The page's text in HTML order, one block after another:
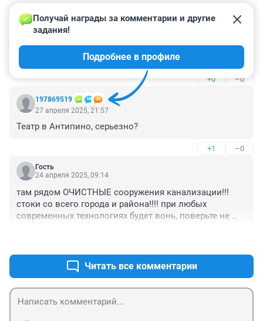
Гость
8 мая 2025, 09:08
Гаражи посности, и дома всё старые все ,сделаете
парк , и зону отдыха , игровой комплекс для дитей,
+0 –0
197869519
Получай награды за комментарии и другие
задания!
Подробнее в профиле
27 апреля 2025, 21:57
Театр в Антипино, серьезно?
+1 –0
Гость
24 апреля 2025, 09:14
там рядом ОЧИСТНЫЕ сооружения канализации!!!
стоки со всего города и района!!!! при любых
современных технологиях будет вонь, поверьте не
Читать все комментарии